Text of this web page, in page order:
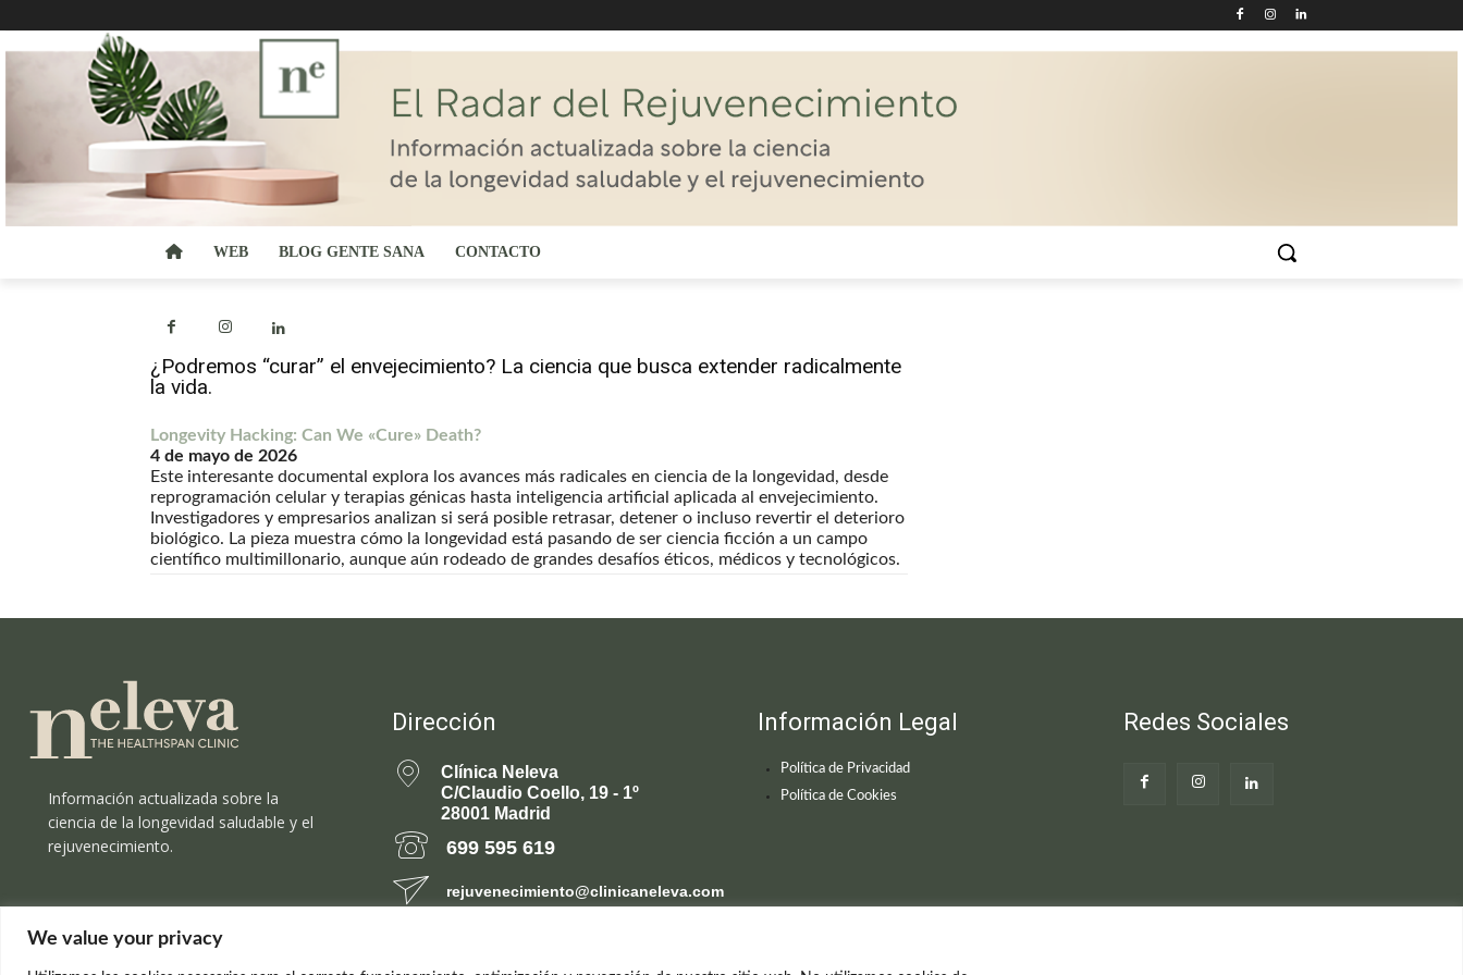
We value your privacy
WEB BLOG GENTE SANA CONTACTO
¿Podremos “curar” el envejecimiento? La ciencia que busca extender radicalmente
la vida.
Longevity Hacking: Can We «Cure» Death?
4 de mayo de 2026
Este interesante documental explora los avances más radicales en ciencia de la longevidad, desde
reprogramación celular y terapias génicas hasta inteligencia artificial aplicada al envejecimiento.
Investigadores y empresarios analizan si será posible retrasar, detener o incluso revertir el deterioro
biológico. La pieza muestra cómo la longevidad está pasando de ser ciencia ficción a un campo
científico multimillonario, aunque aún rodeado de grandes desafíos éticos, médicos y tecnológicos.
Información actualizada sobre la
ciencia de la longevidad saludable y el
rejuvenecimiento.
Dirección
Clínica Neleva
C/Claudio Coello, 19 - 1º
28001 Madrid
699 595 619
rejuvenecimiento@clinicaneleva.com
Información Legal
Política de Privacidad
Política de Cookies
Redes Sociales